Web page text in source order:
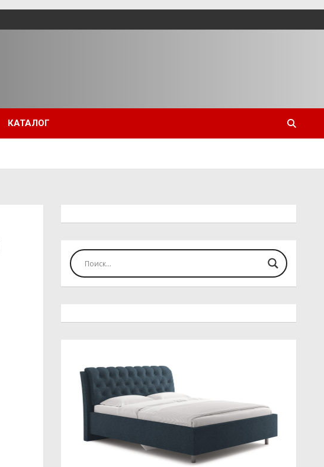
КАТАЛОГ